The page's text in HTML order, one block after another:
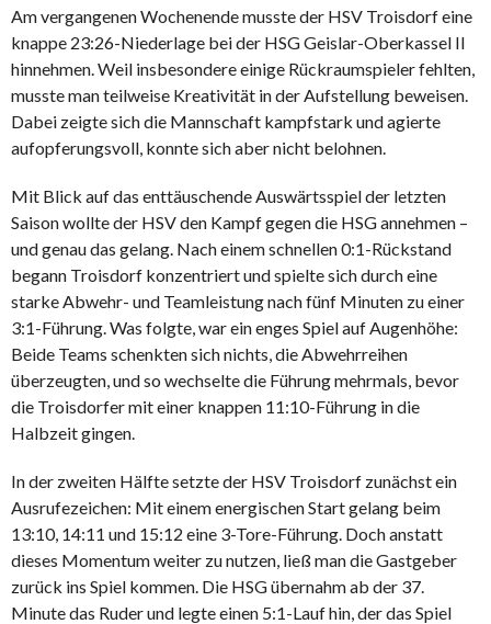
Am vergangenen Wochenende musste der HSV Troisdorf eine
knappe 23:26-Niederlage bei der HSG Geislar-Oberkassel II
hinnehmen. Weil insbesondere einige Rückraumspieler fehlten,
musste man teilweise Kreativität in der Aufstellung beweisen.
Dabei zeigte sich die Mannschaft kampfstark und agierte
aufopferungsvoll, konnte sich aber nicht belohnen.
Mit Blick auf das enttäuschende Auswärtsspiel der letzten
Saison wollte der HSV den Kampf gegen die HSG annehmen –
und genau das gelang. Nach einem schnellen 0:1-Rückstand
begann Troisdorf konzentriert und spielte sich durch eine
starke Abwehr- und Teamleistung nach fünf Minuten zu einer
3:1-Führung. Was folgte, war ein enges Spiel auf Augenhöhe:
Beide Teams schenkten sich nichts, die Abwehrreihen
überzeugten, und so wechselte die Führung mehrmals, bevor
die Troisdorfer mit einer knappen 11:10-Führung in die
Halbzeit gingen.
In der zweiten Hälfte setzte der HSV Troisdorf zunächst ein
Ausrufezeichen: Mit einem energischen Start gelang beim
13:10, 14:11 und 15:12 eine 3-Tore-Führung. Doch anstatt
dieses Momentum weiter zu nutzen, ließ man die Gastgeber
zurück ins Spiel kommen. Die HSG übernahm ab der 37.
Minute das Ruder und legte einen 5:1-Lauf hin, der das Spiel